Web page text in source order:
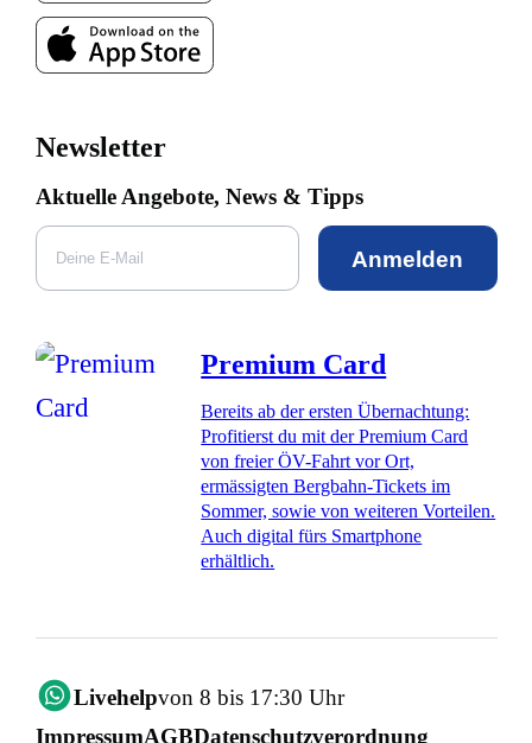
Newsletter
Aktuelle Angebote, News & Tipps
Anmelden
Premium Card
Bereits ab der ersten Übernachtung:
Profitierst du mit der Premium Card
von freier ÖV-Fahrt vor Ort,
ermässigten Bergbahn-Tickets im
Sommer, sowie von weiteren Vorteilen.
Auch digital fürs Smartphone
erhältlich.
Livehelpvon 8 bis 17:30 Uhr
ImpressumAGBDatenschutzverordnung